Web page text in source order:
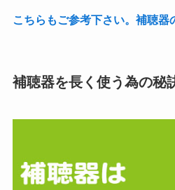
こちらもご参考下さい。補聴器
補聴器を長く使う為の秘